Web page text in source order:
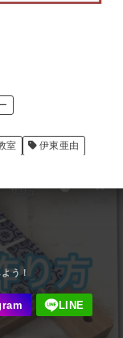
室
伊東亜由